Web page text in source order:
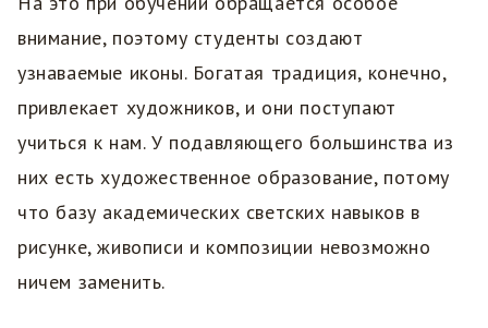
внимание, поэтому студенты создают
узнаваемые иконы. Богатая традиция, конечно,
привлекает художников, и они поступают
учиться к нам. У подавляющего большинства из
них есть художественное образование, потому
что базу академических светских навыков в
рисунке, живописи и композиции невозможно
ничем заменить.